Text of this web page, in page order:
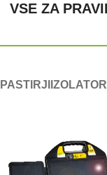
VSE ZA
PASTIRJI